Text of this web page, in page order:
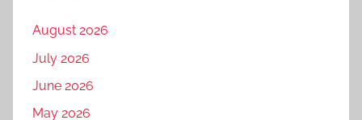
August 2026
July 2026
June 2026
May 2026